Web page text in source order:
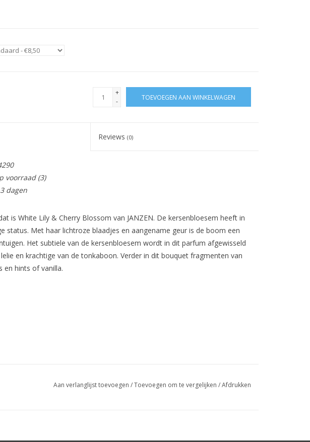
+
-
TOEVOEGEN AAN WINKELWAGEN
Reviews(0)
voorraad(3)
dagen
is White Lily & Cherry Blossom van JANZEN. De kersenbloesem heeft in
status. Met haar lichtroze blaadjes en aangename geur is de boom een
Het subtiele van de kersenbloesem wordt in dit parfum afgewisseld
en krachtige van de tonkaboon. Verder in dit bouquet fragmenten van
en hints of vanilla.
Aan verlanglijst toevoegen /Toevoegen om te vergelijken /Afdrukken